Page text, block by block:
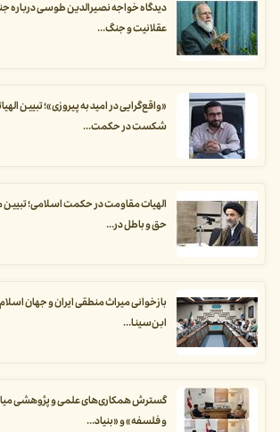
دیدگاه خواجه نصیرالدین طوسی درباره
عقلانیت و جنگ...
«واقع‌گرایی در امید به پیروزی»؛ تبیین
شکست در حکمت...
الهیات مقاومت در حکمت اسلامی؛ تبیین
حق و باطل در...
بازخوانی میراث منطقی ایران و جهان
ابن‌سینا...
گسترش همکاری‌های علمی و پژوهشی
و فلسفه» و «بنیاد...